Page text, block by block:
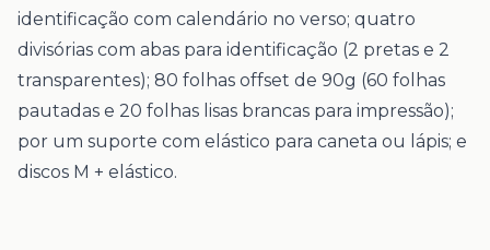
identificação com calendário no verso; quatro
divisórias com abas para identificação (2 pretas e 2
transparentes); 80 folhas offset de 90g (60 folhas
pautadas e 20 folhas lisas brancas para impressão);
por um suporte com elástico para caneta ou lápis; e
discos M + elástico.